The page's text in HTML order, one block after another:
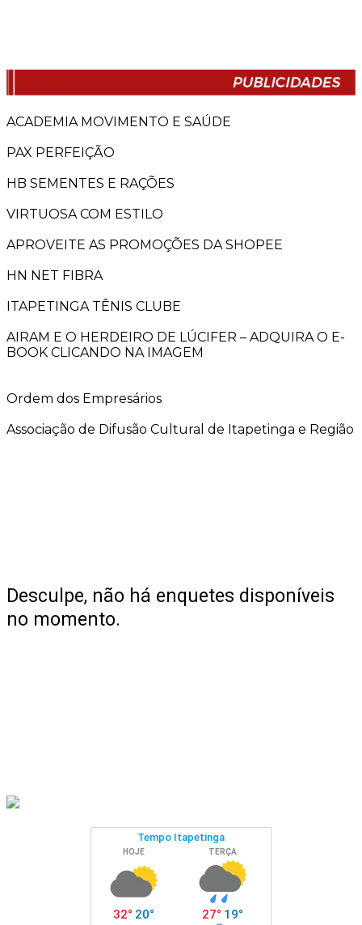
ACADEMIA MOVIMENTO E SAÚDE
PAX PERFEIÇÃO
HB SEMENTES E RAÇÕES
VIRTUOSA COM ESTILO
APROVEITE AS PROMOÇÕES DA SHOPEE
HN NET FIBRA
ITAPETINGA TÊNIS CLUBE
AIRAM E O HERDEIRO DE LÚCIFER – ADQUIRA O E-
BOOK CLICANDO NA IMAGEM
Ordem dos Empresários
Associação de Difusão Cultural de Itapetinga e Região
Desculpe, não há enquetes disponíveis
no momento.